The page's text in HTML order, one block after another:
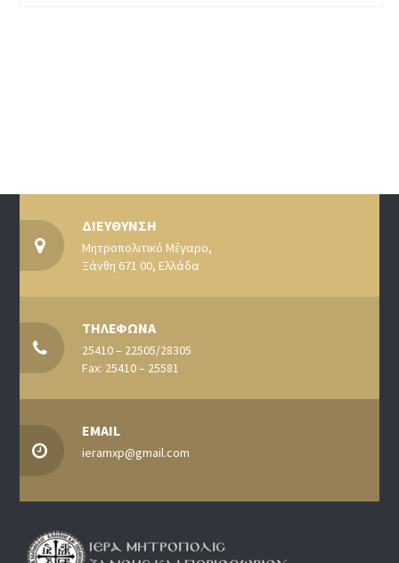
ΔΙΕΥΘΥΝΣΗ
Μητροπολιτικό Μέγαρο,
Ξάνθη 671 00, Ελλάδα
ΤΗΛΕΦΩΝΑ
25410 – 22505/28305
Fax: 25410 – 25581
EMAIL
ieramxp@gmail.com